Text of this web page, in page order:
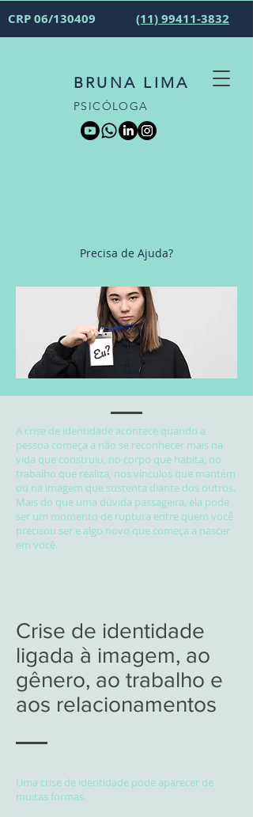
CRP 06/130409 (11) 99411-3832
BRUNA LIMA
PSICÓLOGA
Precisa de Ajuda?
CRISE DE
IDENTIDAD
E: quando
você não
se
reconhece
mais na
própria
vida
A crise de identidade acontece quando a
pessoa começa a não se reconhecer mais na
vida que construiu, no corpo que habita, no
trabalho que realiza, nos vínculos que mantém
ou na imagem que sustenta diante dos outros.
Mais do que uma dúvida passageira, ela pode
ser um momento de ruptura entre quem você
precisou ser e algo novo que começa a nascer
em você.
Crise de identidade
ligada à imagem, ao
gênero, ao trabalho e
aos relacionamentos
Uma crise de identidade pode aparecer de
muitas formas.